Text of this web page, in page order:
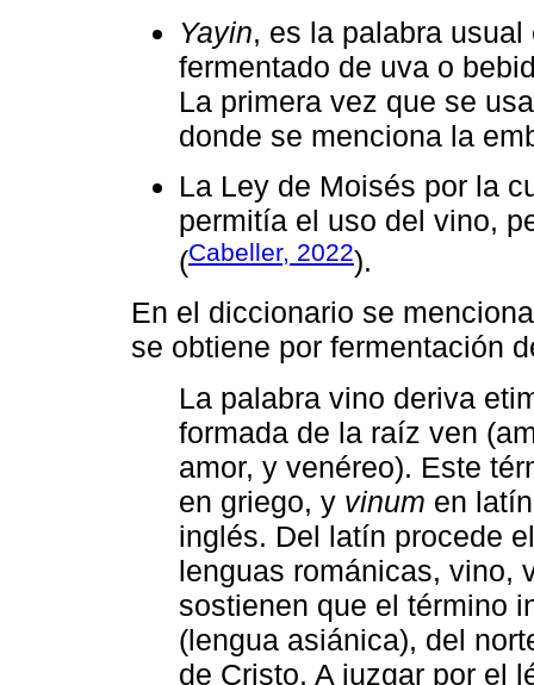
Yayin, es la palabra
fermentado de uva o
La primera vez que se
donde se menciona la
La Ley de Moisés por la
permitía el uso del vino,
(Cabeller, 2022).
En el diccionario se
se obtiene por fermentación
La palabra vino deriva
formada de la raíz ven
amor, y venéreo). Este
en griego, y vinum en
inglés. Del latín procede
lenguas románicas, vino,
sostienen que el término
(lengua asiánica), del
de Cristo. A juzgar por el